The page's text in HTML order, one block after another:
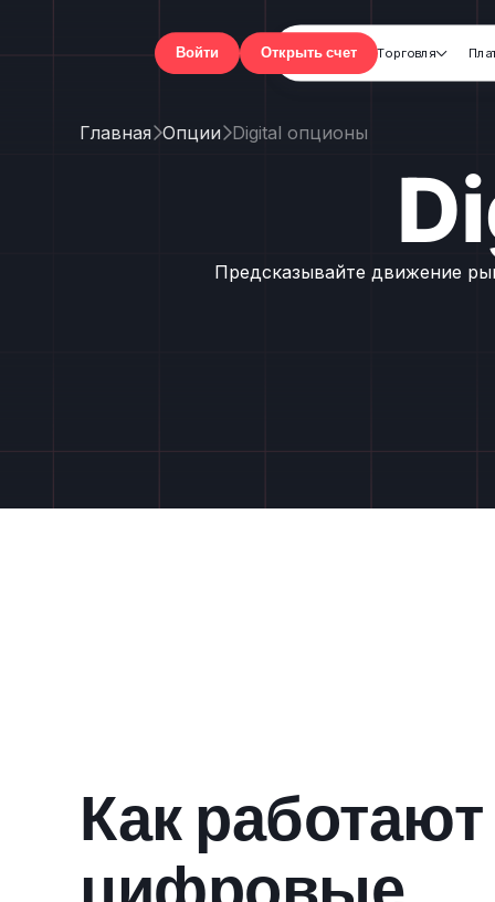
Торговля
Войти Открыть счет
ГлавнаяОпцииDigital опционы
Предсказывайте движение
Как работают